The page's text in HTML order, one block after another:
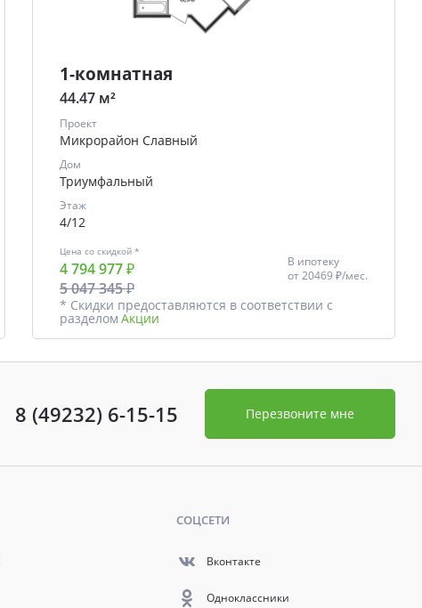
1-комнатная
44.47 м²
Проект
Микрорайон Славный
Дом
Триумфальный
Этаж
4/12
Цена со скидкой *
4 794 977 ₽
5 047 345 ₽
В ипотеку
от20469 ₽/мес.
* Скидки предоставляются в соответствии с
разделом Акции
8 (49232) 6-15-15 Перезвоните мне
СОЦСЕТИ
Вконтакте
Одноклассники